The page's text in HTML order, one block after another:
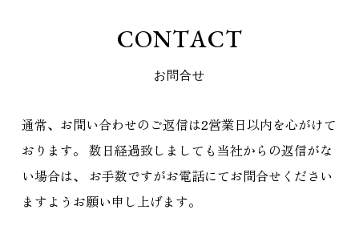
CONTACT
お問合せ
通常、お問い合わせのご返信は2営業日以内を心がけて
おります。 数日経過致しましても当社からの返信がな
い場合は、
お手数ですがお電話にてお問合せください
ますようお願い申し上げます。